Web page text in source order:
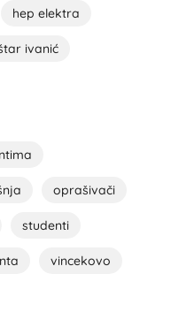
hep elektra
ivanić
oprašivači
studenti
vincekovo